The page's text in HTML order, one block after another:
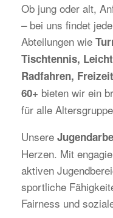
Ob jung oder alt,
– bei uns findet
Abteilungen wie
Tischtennis,
Radfahren,
60+ bieten wir ein
für alle
Unsere
Herzen. Mit
aktiven
sportliche
Fairness und